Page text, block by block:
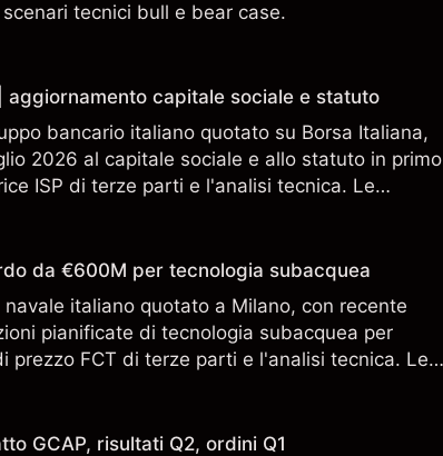
tecnici bull e bear case.
aggiornamento capitale sociale e statuto
bancario italiano quotato su Borsa Italiana,
2026 al capitale sociale e allo statuto in primo
ISP di terze parti e l'analisi tecnica. Le
sono un indicatore affidabile dei risultati futuri.
da €600M per tecnologia subacquea
italiano quotato a Milano, con recente
pianificate di tecnologia subacquea per
prezzo FCT di terze parti e l'analisi tecnica. Le
sono un indicatore affidabile dei risultati futuri.
GCAP, risultati Q2, ordini Q1